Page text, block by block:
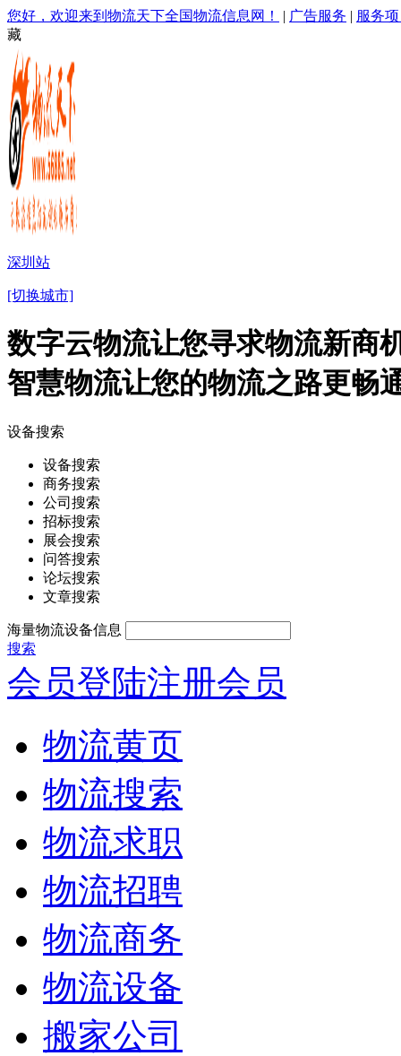
您好，欢迎来到物流天下全国物流信息网！ | 广告服务 | 服务
藏
深圳站
[切换城市]
数字云物流让您寻求物流新商
智慧物流让您的物流之路更畅
设备搜索
设备搜索
商务搜索
公司搜索
招标搜索
展会搜索
问答搜索
论坛搜索
文章搜索
海量物流设备信息
搜索
会员登陆注册会员
物流黄页
物流搜索
物流求职
物流招聘
物流商务
物流设备
搬家公司